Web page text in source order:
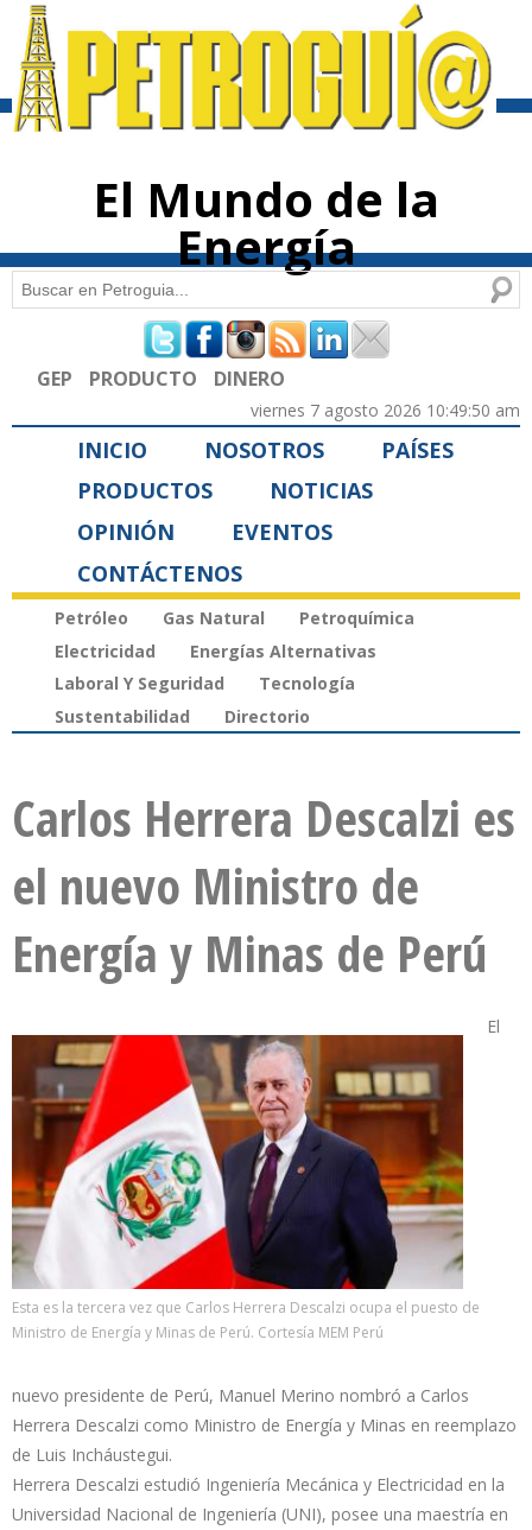
contenido
El Mundo de la
Energía
Formulario de búsqueda
Buscar
GEP PRODUCTO DINERO
viernes 7 agosto 2026 10:49:50 am
INICIO NOSOTROS
PAÍSES
PRODUCTOS
NOTICIAS
OPINIÓN
EVENTOS
CONTÁCTENOS
Petróleo Gas Natural
Petroquímica
Electricidad
Energías Alternativas
Laboral Y Seguridad
Tecnología
Sustentabilidad
Directorio
Carlos Herrera Descalzi es
el nuevo Ministro de
Energía y Minas de Perú
Esta es la tercera vez que Carlos Herrera Descalzi ocupa el puesto de
Ministro de Energía y Minas de Perú. Cortesía MEM Perú
El
nuevo presidente de Perú, Manuel Merino nombró a Carlos
Herrera Descalzi como Ministro de Energía y Minas en reemplazo
de Luis Incháustegui.
Herrera Descalzi estudió Ingeniería Mecánica y Electricidad en la
Universidad Nacional de Ingeniería (UNI), posee una maestría en